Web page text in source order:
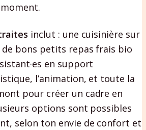
inclut : une cuisinière sur
bons petits repas frais bio
en support
l’animation, et toute la
pour créer un cadre en
options sont possibles
selon ton envie de confort et